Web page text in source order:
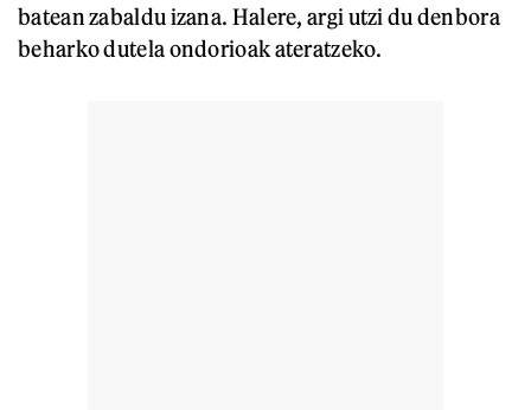
batean zabaldu izana. Halere, argi utzi du denbora
beharko dutela ondorioak ateratzeko.